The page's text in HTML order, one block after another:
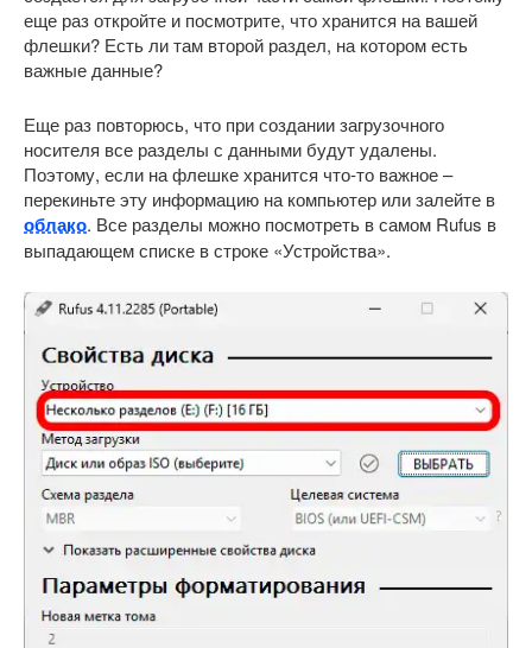
еще раз откройте и посмотрите, что хранится на вашей
флешки? Есть ли там второй раздел, на котором есть
важные данные?
Еще раз повторюсь, что при создании загрузочного
носителя все разделы с данными будут удалены.
Поэтому, если на флешке хранится что-то важное –
перекиньте эту информацию на компьютер или залейте в
облако. Все разделы можно посмотреть в самом Rufus в
выпадающем списке в строке «Устройства».